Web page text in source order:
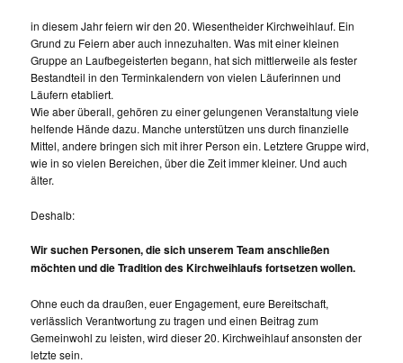
springen
in diesem Jahr feiern wir den 20. Wiesentheider Kirchweihlauf. Ein
Grund zu Feiern aber auch innezuhalten. Was mit einer kleinen
Gruppe an Laufbegeisterten begann, hat sich mittlerweile als fester
Bestandteil in den Terminkalendern von vielen Läuferinnen und
Läufern etabliert.
Wie aber überall, gehören zu einer gelungenen Veranstaltung viele
helfende Hände dazu. Manche unterstützen uns durch finanzielle
Mittel, andere bringen sich mit ihrer Person ein. Letztere Gruppe wird,
wie in so vielen Bereichen, über die Zeit immer kleiner. Und auch
älter.
Deshalb:
Wir suchen Personen, die sich unserem Team anschließen
möchten und die Tradition des Kirchweihlaufs fortsetzen wollen.
Ohne euch da draußen, euer Engagement, eure Bereitschaft,
verlässlich Verantwortung zu tragen und einen Beitrag zum
Gemeinwohl zu leisten, wird dieser 20. Kirchweihlauf ansonsten der
letzte sein.